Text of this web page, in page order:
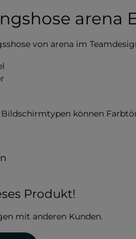
arena
von arena im
können
von 0 von 5 Sternen
Produkt!
mit anderen Kunden.